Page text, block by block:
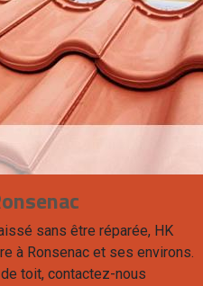
sans être réparée, HK
à Ronsenac et ses environs.
toit, contactez-nous